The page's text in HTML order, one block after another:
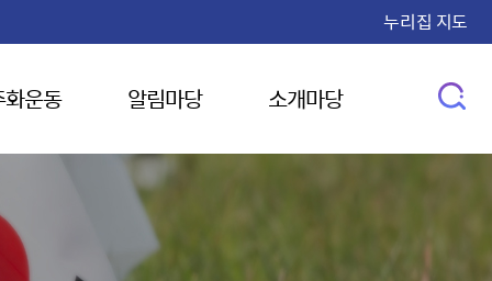
누리집 지도
운동 알림마당 소개마당